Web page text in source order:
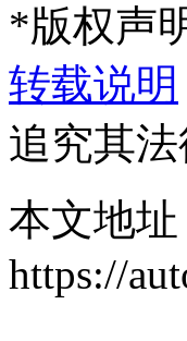
*版权声
转载说明
追究其
本文地址
https://